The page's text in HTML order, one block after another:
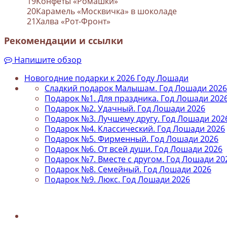
20Карамель «Москвичка» в шоколаде
21Халва «Рот-Фронт»
Рекомендации и ссылки
Напишите обзор
Новогодние подарки к 2026 Году Лошади
Сладкий подарок Малышам. Год Лошади
Подарок №1. Для праздника. Год Лошади
Подарок №2. Удачный. Год Лошади 2026
Подарок №3. Лучшему другу. Год Лошади
Подарок №4. Классический. Год Лошади 2026
Подарок №5. Фирменный. Год Лошади 2026
Подарок №6. От всей души. Год Лошади 2026
Подарок №7. Вместе с другом. Год Лошади
Подарок №8. Семейный. Год Лошади 2026
Подарок №9. Люкс. Год Лошади 2026